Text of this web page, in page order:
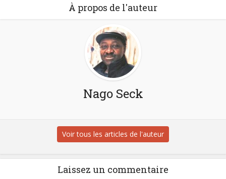
À propos de l'auteur
Nago Seck
Voir tous les articles de l'auteur
Laissez un commentaire